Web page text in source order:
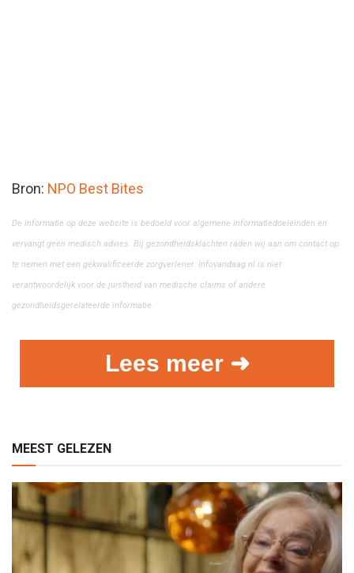
Bron: NPO Best Bites
De informatie op deze website is bedoeld voor algemene informatiedoeleinden en
vervangt geen medisch advies. Bij gezondheidsklachten raden wij aan om contact op
te nemen met een gekwalificeerde zorgverlener. Infovandaag.nl is niet
verantwoordelijk voor de juistheid van medische claims of andere
gezondheidsgerelateerde informatie.
Lees meer ➜
MEEST GELEZEN